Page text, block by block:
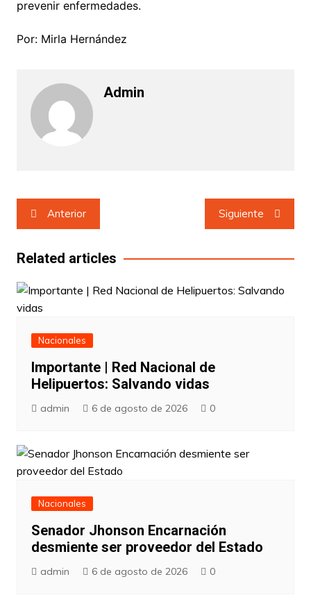
prevenir enfermedades.
Por: Mirla Hernández
Admin
Navegación
de
entradas
Anterior Siguiente
Related articles
Nacionales
Importante | Red Nacional de
Helipuertos: Salvando vidas
admin 6 de agosto de 2026 0
Nacionales
Senador Jhonson Encarnación
desmiente ser proveedor del Estado
admin 6 de agosto de 2026 0